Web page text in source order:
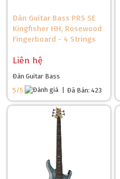
Đàn Guitar Bass PRS SE
Kingfisher HH, Rosewood
Fingerboard - 4 Strings
Liên hệ
Đàn Guitar Bass
5/5
Đã Bán: 423